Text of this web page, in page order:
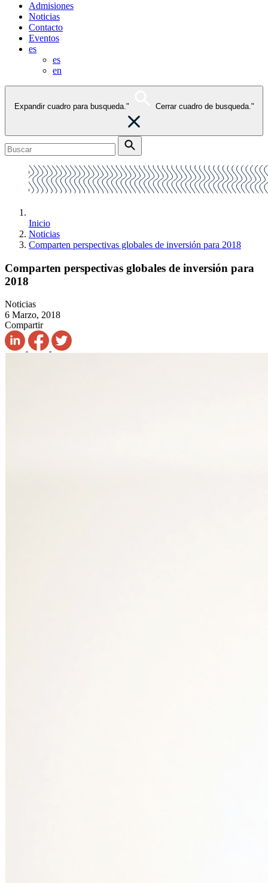
Admisiones
Noticias
Contacto
Eventos
es
es
en
Expandir cuadro para busqueda." Cerrar cuadro de busqueda."
Inicio
Noticias
Comparten perspectivas globales de inversión para 2018
Comparten perspectivas globales de inversión para
2018
Noticias
6 Marzo, 2018
Compartir